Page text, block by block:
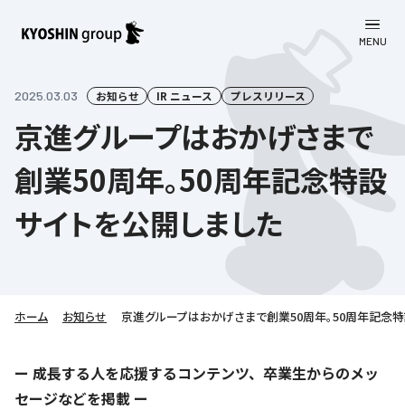
MENU
会社案内
会社案内
企業理念
Company’s Profile
沿革
事業一覧
学習塾
学習塾について
ライフキャリア
京進グループについて
お客さま満足度向上の取り組み
人材育成の取り組み
株主・投資家向け情報
株主・株式関連情報
株主・投資家の皆さまへ
採用情報
採用情報
お問い合わせ
利用規約
2025.03.03 お知らせ IR ニュース プレスリリース
京進グループはおかげさまで
創業50周年。50周年記念特設
サイトを公開しました
ホーム お知らせ 京進グループはおかげさまで創業50周年。50周年記念
ー 成長する人を応援するコンテンツ、卒業生からのメッ
セージなどを掲載 ー